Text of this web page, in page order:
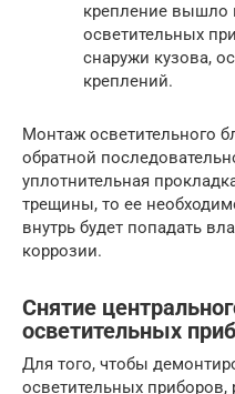
крепление вышло
осветительных
снаружи кузова,
креплений.
Монтаж осветительного
обратной
уплотнительная
трещины, то ее
внутрь будет попадать
коррозии.
Снятие
осветительных
Для того, чтобы
осветительных